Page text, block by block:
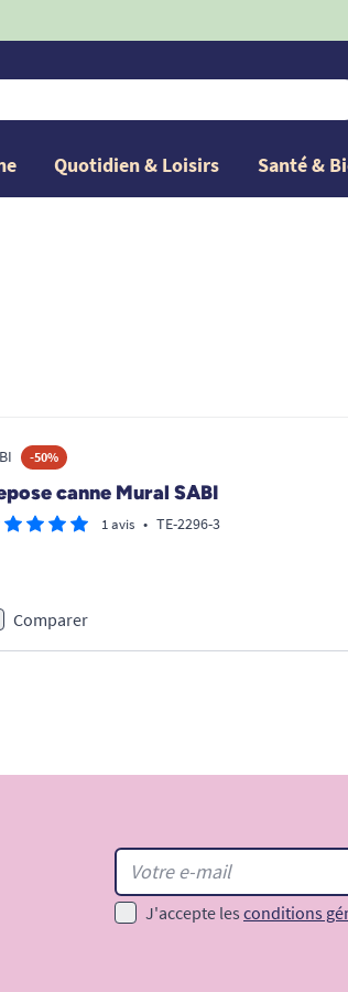
Quotidien & Loisirs Santé &
-50%
canne Mural SABI
1 avis • TE-2296-3
Comparer
J'accepte les conditions